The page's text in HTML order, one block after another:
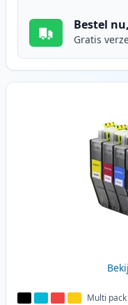
Bestel
Gratis
Multi pack